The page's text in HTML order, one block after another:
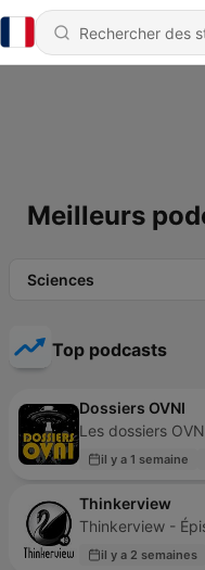
Meilleurs
Sciences
Top podcasts
Dossiers OVNI
Les dossiers
il y a 1 semaine
Thinkerview
Thinkerview -
il y a 2 semaines